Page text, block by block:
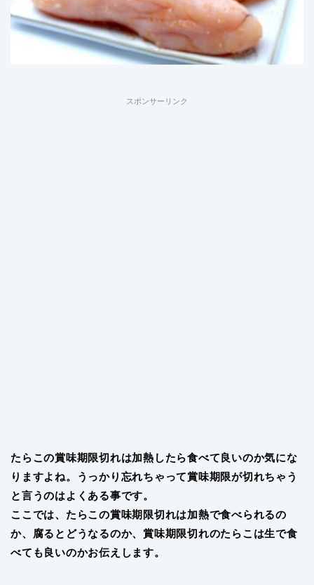
スポンサーリンク
たらこの賞味期限切れは加熱したら食べて良いのか気にな
りますよね。うっかり忘れちゃって賞味期限が切れちゃう
と言うのはよくある事です。
ここでは、たらこの賞味期限切れは加熱で食べられるの
か、腐るとどうなるのか、賞味期限切れのたらこは生で食
べても良いのかお伝えします。